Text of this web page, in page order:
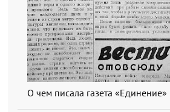
О чем писала газета «Единение»